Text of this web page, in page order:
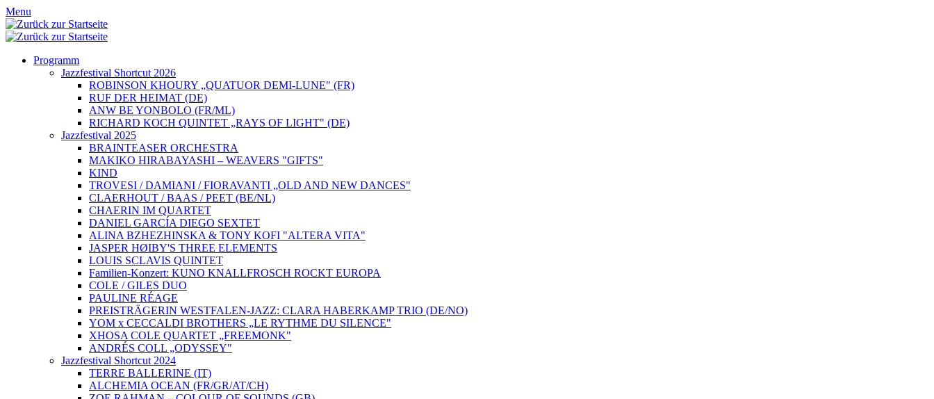
Menu
Programm
Jazzfestival Shortcut 2026
ROBINSON KHOURY „QUATUOR DEMI-LUNE" (FR)
RUF DER HEIMAT (DE)
ANW BE YONBOLO (FR/ML)
RICHARD KOCH QUINTET „RAYS OF LIGHT" (DE)
Jazzfestival 2025
BRAINTEASER ORCHESTRA
MAKIKO HIRABAYASHI – WEAVERS "GIFTS"
KIND
TROVESI / DAMIANI / FIORAVANTI „OLD AND NEW DANCES"
CLAERHOUT / BAAS / PEET (BE/NL)
CHAERIN IM QUARTET
DANIEL GARCÍA DIEGO SEXTET
ALINA BZHEZHINSKA & TONY KOFI "ALTERA VITA"
JASPER HØIBY'S THREE ELEMENTS
LOUIS SCLAVIS QUINTET
Familien-Konzert: KUNO KNALLFROSCH ROCKT EUROPA
COLE / GILES DUO
PAULINE RÉAGE
PREISTRÄGERIN WESTFALEN-JAZZ: CLARA HABERKAMP TRIO (DE/NO)
YOM x CECCALDI BROTHERS „LE RYTHME DU SILENCE"
XHOSA COLE QUARTET „FREEMONK"
ANDRÉS COLL „ODYSSEY"
Jazzfestival Shortcut 2024
TERRE BALLERINE (IT)
ALCHEMIA OCEAN (FR/GR/AT/CH)